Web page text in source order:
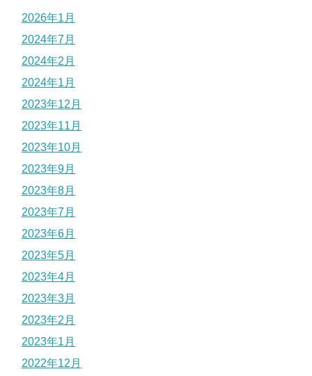
2026年1月
2024年7月
2024年2月
2024年1月
2023年12月
2023年11月
2023年10月
2023年9月
2023年8月
2023年7月
2023年6月
2023年5月
2023年4月
2023年3月
2023年2月
2023年1月
2022年12月